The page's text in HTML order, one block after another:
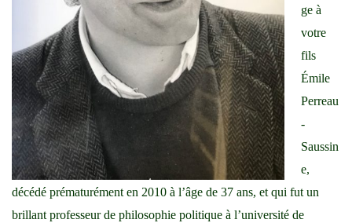
ge à
votre
fils
Émile
Perreau
-
Saussin
e,
décédé prématurément en 2010 à l’âge de 37 ans, et qui fut un
brillant professeur de philosophie politique à l’université de